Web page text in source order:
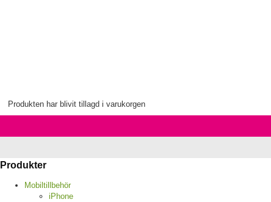
Produkten har blivit tillagd i varukorgen
Produkter
Mobiltillbehör
iPhone